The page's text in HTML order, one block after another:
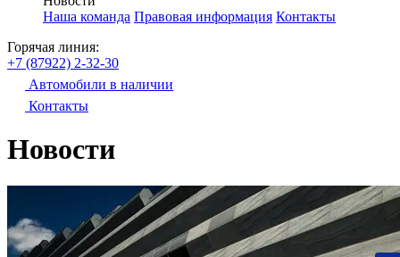
Наша команда Правовая информация Контакты
Горячая линия:
+7 (87922) 2-32-30
Автомобили в наличии
Контакты
Новости